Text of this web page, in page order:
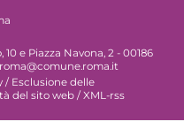
e Piazza Navona, 2 - 00186
/ Esclusione delle
del sito web / XML-rss